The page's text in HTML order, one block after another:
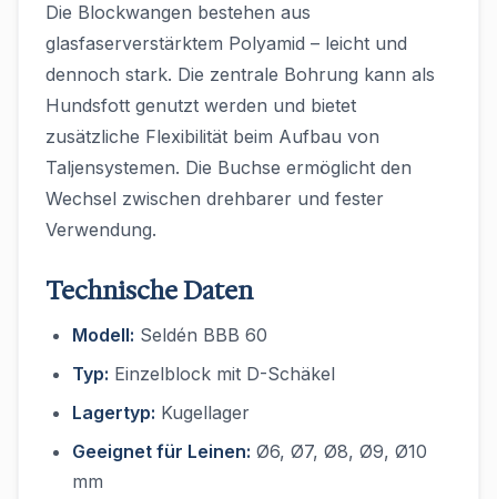
Die Blockwangen bestehen aus
glasfaserverstärktem Polyamid – leicht und
dennoch stark. Die zentrale Bohrung kann als
Hundsfott genutzt werden und bietet
zusätzliche Flexibilität beim Aufbau von
Taljensystemen. Die Buchse ermöglicht den
Wechsel zwischen drehbarer und fester
Verwendung.
Technische Daten
Modell: Seldén BBB 60
Typ: Einzelblock mit D-Schäkel
Lagertyp: Kugellager
Geeignet für Leinen: Ø6, Ø7, Ø8, Ø9, Ø10
mm